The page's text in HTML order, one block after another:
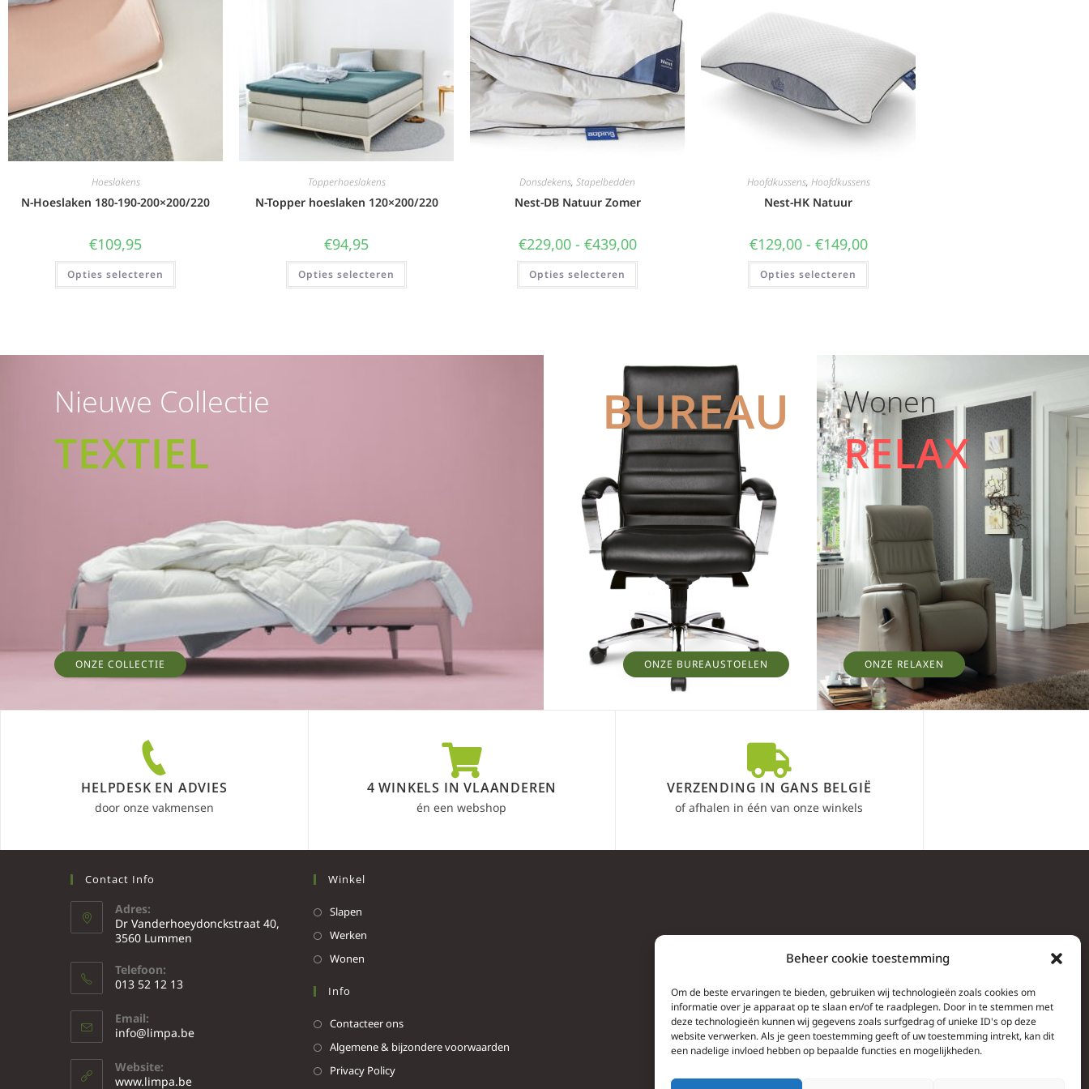
Beheer cookie toestemming
Om de beste ervaringen te bieden, gebruiken wij technologieën zoals cookies om
informatie over je apparaat op te slaan en/of te raadplegen. Door in te stemmen met
deze technologieën kunnen wij gegevens zoals surfgedrag of unieke ID's op deze
website verwerken. Als je geen toestemming geeft of uw toestemming intrekt, kan dit
een nadelige invloed hebben op bepaalde functies en mogelijkheden.
Hoeslakens
N-Hoeslaken 180-190-200×200/220
€109,95
Opties selecteren
Topperhoeslakens
N-Topper hoeslaken 120×200/220
€94,95
Opties selecteren
Donsdekens, Stapelbedden
Nest-DB Natuur Zomer
€229,00 - €439,00
Opties selecteren
Hoofdkussens, Hoofdkussens
Nest-HK Natuur
€129,00 - €149,00
Opties selecteren
Nieuwe Collectie
TEXTIEL
ONZE COLLECTIE
BUREAU
ONZE BUREAUSTOELEN
Wonen
RELAX
ONZE RELAXEN
HELPDESK EN ADVIES
door onze vakmensen
4 WINKELS IN VLAANDEREN
én een webshop
VERZENDING IN GANS BELGIË
of afhalen in één van onze winkels
Contact Info
Adres:
Dr Vanderhoeydonckstraat 40,
3560 Lummen
Telefoon:
013 52 12 13
Email:
info@limpa.be
Website:
www.limpa.be
Winkel
Slapen
Werken
Wonen
Info
Contacteer ons
Algemene & bijzondere voorwaarden
Privacy Policy